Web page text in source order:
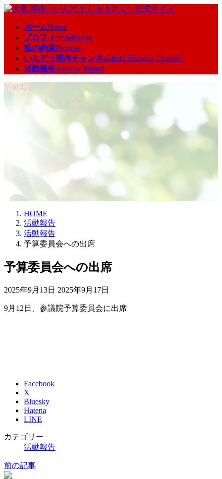
コ
キ
ッ
プ
ナ
に
移
動
ホームHome
プロフィールProfile
私の約束Promise
いんどう周作チャンネルIndo Shusaku Channel
活動報告Activity Report
活動報告
HOME
活動報告
活動報告
予算委員会への出席
予算委員会への出席
2025年9月13日 最
更
2025年9月17日
9月12日、参議院予算委員会に出席
Facebook
X
Bluesky
Hatena
LINE
カテゴリー
活動報告
前の記事